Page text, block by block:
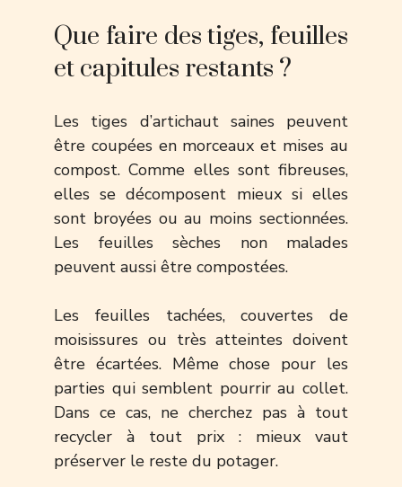
Que faire des tiges, feuilles
et capitules restants ?
Les tiges d’artichaut saines peuvent
être coupées en morceaux et mises au
compost. Comme elles sont fibreuses,
elles se décomposent mieux si elles
sont broyées ou au moins sectionnées.
Les feuilles sèches non malades
peuvent aussi être compostées.
Les feuilles tachées, couvertes de
moisissures ou très atteintes doivent
être écartées. Même chose pour les
parties qui semblent pourrir au collet.
Dans ce cas, ne cherchez pas à tout
recycler à tout prix : mieux vaut
préserver le reste du potager.